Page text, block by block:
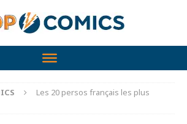
Les 20 persos français les plus